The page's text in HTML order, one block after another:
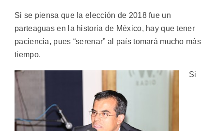
Si se piensa que la elección de 2018 fue un
parteaguas en la historia de México, hay que tener
paciencia, pues “serenar” al país tomará mucho más
tiempo.
Si